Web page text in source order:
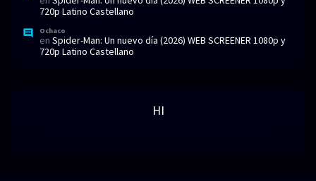
720p Latino Castellano
Ochaco
en Spider-Man: Un nuevo día (2026) WEB SCREENER 1080p y
720p Latino Castellano
HI